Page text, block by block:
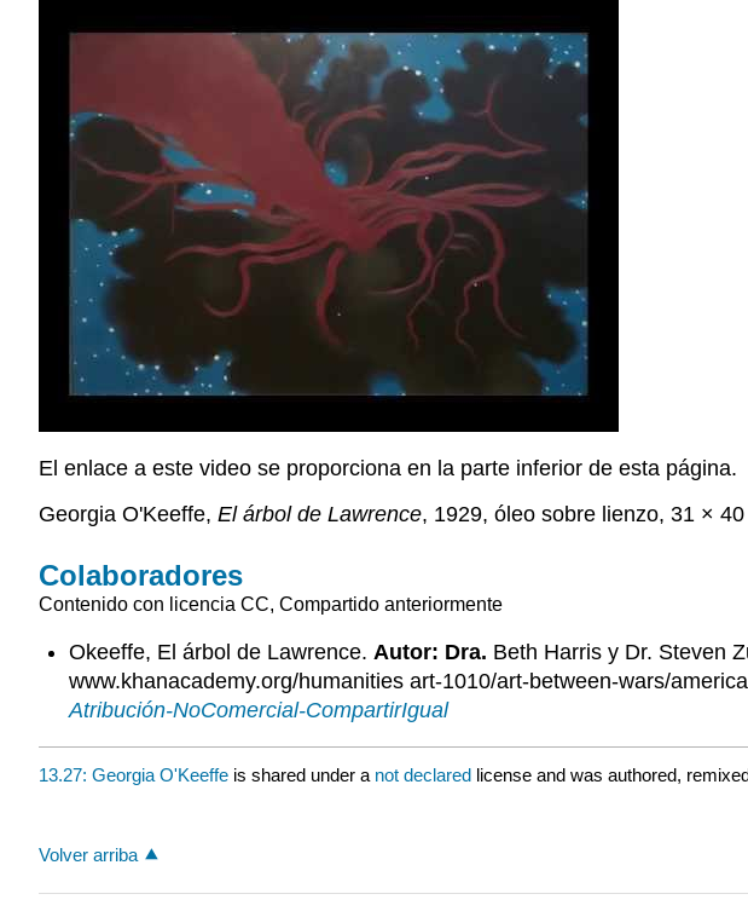
El enlace a este video se proporciona en la parte inferior de esta página.
Georgia O'Keeffe, El árbol de Lawrence, 1929, óleo sobre lienzo, 31 ×
Colaboradores
Contenido con licencia CC, Compartido anteriormente
Okeeffe, El árbol de Lawrence. Autor: Dra. Beth Harris y Dr. Steven
www.khanacademy.org/humanities art-1010/art-between-wars/
Atribución-NoComercial-CompartirIgual
13.27: Georgia O'Keeffe is shared under a not declared license and was authored,
Volver arriba